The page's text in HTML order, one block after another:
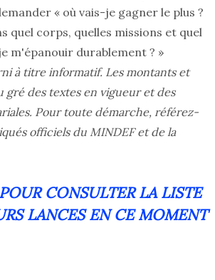
« où vais-je gagner le plus ?
quel corps, quelles missions et quel
m'épanouir durablement ? »
à titre informatif. Les montants et
gré des textes en vigueur et des
Pour toute démarche, référez-
officiels du MINDEF et de la
CONSULTER LA LISTE
LANCES EN CE MOMENT